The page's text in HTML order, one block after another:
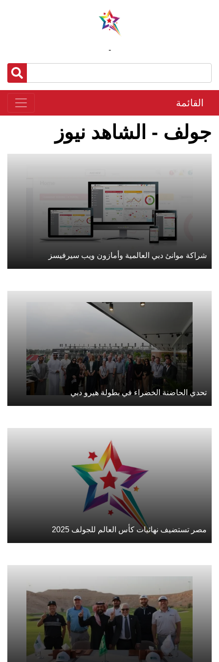
-
القائمة
جولف - الشاهد نيوز
شراكة موانئ دبي العالمية وأمازون ويب سيرفيسز
تحدي الحاضنة الخضراء في بطولة هيرو دبي
مصر تستضيف نهائيات كأس العالم للجولف 2025